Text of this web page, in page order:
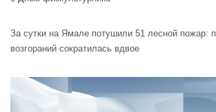
За сутки на Ямале потушили 51 лесной пожар:
возгораний сократилась вдвое